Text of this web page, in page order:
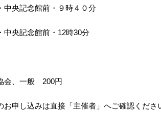
中央記念館前・９時４０分
中央記念館前・12時30分
会、一般 200円
お申し込みは直接「主催者」へご確認くださ